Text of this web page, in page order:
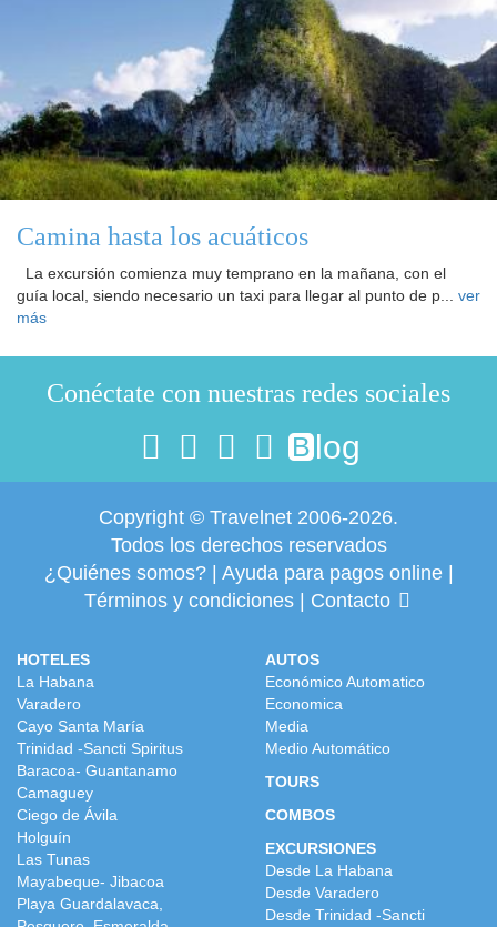
Camina hasta los acuáticos
La excursión comienza muy temprano en la mañana, con el
guía local, siendo necesario un taxi para llegar al punto de p... ver
más
Conéctate con nuestras redes sociales
B log
Copyright © Travelnet 2006-2026.
Todos los derechos reservados
¿Quiénes somos?| Ayuda para pagos online|
Términos y condiciones | Contacto
HOTELES
La Habana
Varadero
Cayo Santa María
Trinidad -Sancti Spiritus
Baracoa- Guantanamo
Camaguey
Ciego de Ávila
Holguín
Las Tunas
Mayabeque- Jibacoa
Playa Guardalavaca,
AUTOS
Económico Automatico
Economica
Media
Medio Automático
TOURS
COMBOS
EXCURSIONES
Desde La Habana
Desde Varadero
Desde Trinidad -Sancti